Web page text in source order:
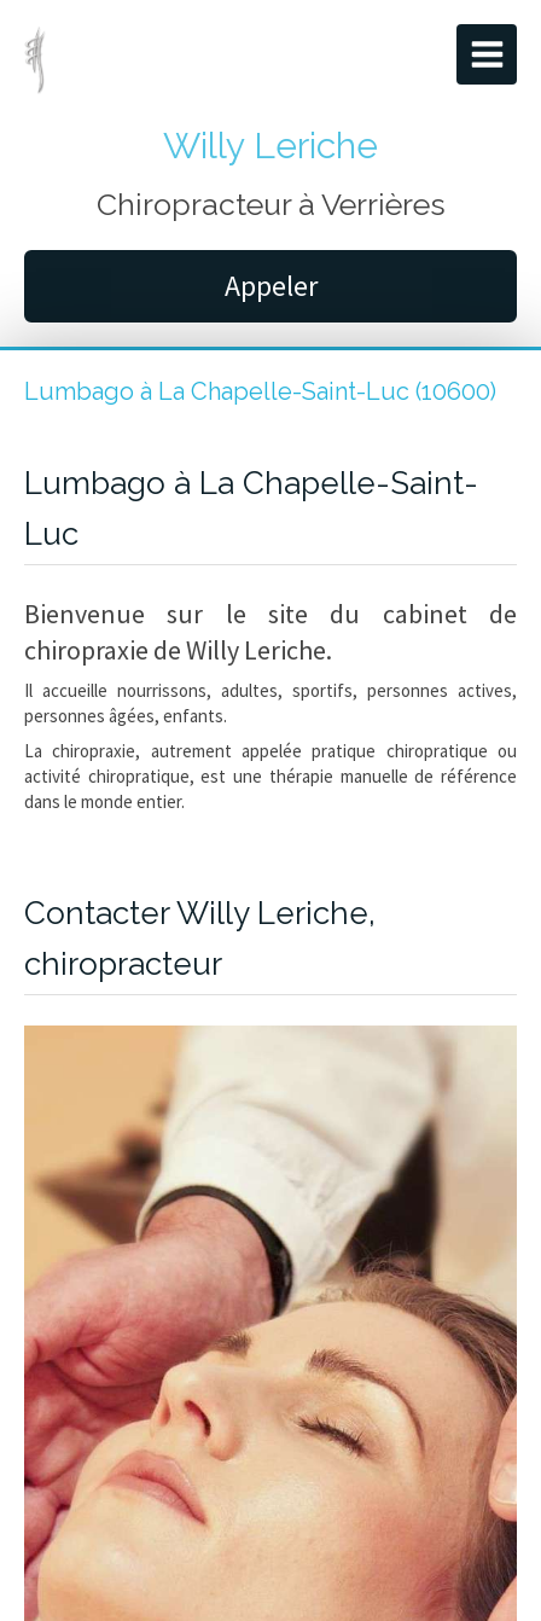
Willy Leriche
Chiropracteur à Verrières
Appeler
Lumbago à La Chapelle-Saint-Luc (10600)
Lumbago à La Chapelle-Saint-
Luc
Bienvenue sur le site du cabinet de
chiropraxie de Willy Leriche.
Il accueille nourrissons, adultes, sportifs, personnes actives,
personnes âgées, enfants.
La chiropraxie, autrement appelée pratique chiropratique ou
activité chiropratique, est une thérapie manuelle de référence
dans le monde entier.
Contacter Willy Leriche,
chiropracteur